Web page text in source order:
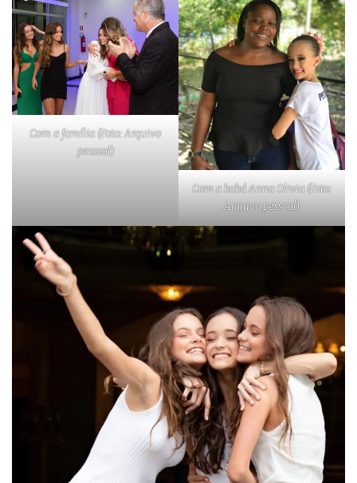
Com a família (Foto: Arquivo
pessoal)
Com a babá Anna Olivia (Foto:
Arquivo pessoal)